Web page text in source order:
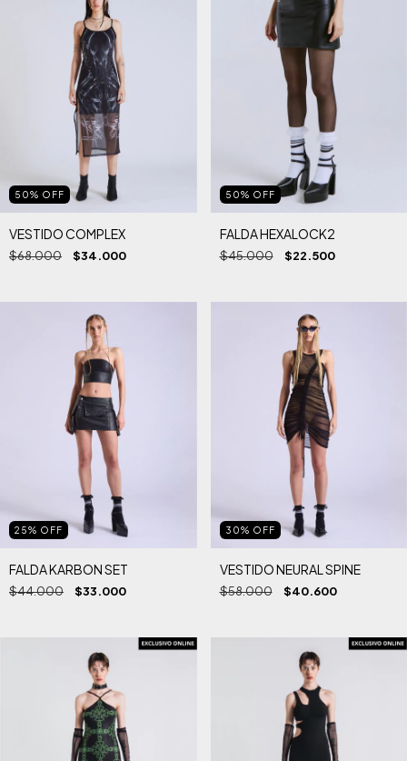
50% OFF
VESTIDO COMPLEX
$68.000 $34.000
50% OFF
FALDA HEXALOCK2
$45.000 $22.500
25% OFF
FALDA KARBON SET
$44.000 $33.000
30% OFF
VESTIDO NEURAL SPINE
$58.000 $40.600